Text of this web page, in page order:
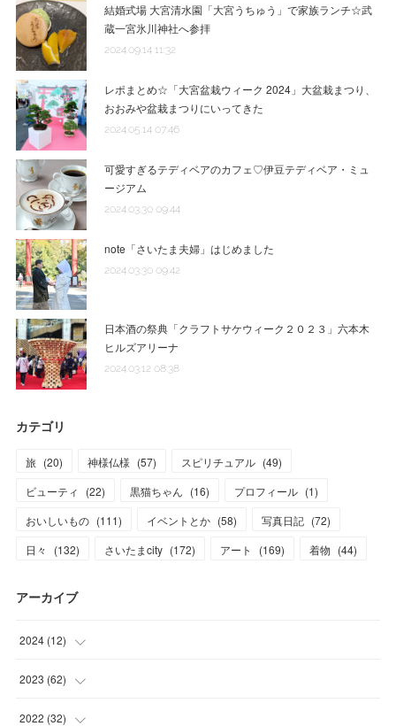
結婚式場 大宮清水園「大宮うちゅう」で家族ランチ☆武
蔵一宮氷川神社へ参拝
2024.09.14 11:32
レポまとめ☆「大宮盆栽ウィーク 2024」大盆栽まつり、
おおみや盆栽まつりにいってきた
2024.05.14 07:46
可愛すぎるテディベアのカフェ♡伊豆テディベア・ミュ
ージアム
2024.03.30 09:44
note「さいたま夫婦」はじめました
2024.03.30 09:42
日本酒の祭典「クラフトサケウィーク２０２３」六本木
ヒルズアリーナ
2024.03.12 08:38
カテゴリ
旅 (20) 神様仏様 (57) スピリチュアル (49)
ビューティ
(22) 黒猫ちゃん (16) プロフィール (1)
おいしいもの (111) イベントとか (58) 写真日記 (72)
日々
(132) さいたまcity (172) アート (169) 着物 (44)
アーカイブ
2024 (12)
(1
(1
2023 (62)
(11 )
2022 (32)